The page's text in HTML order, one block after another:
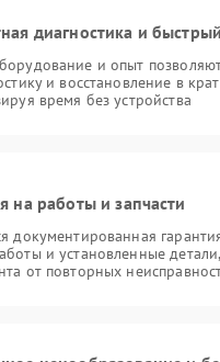
диагностика и
и опыт
и восстановление в
время без устройства
на работы и запчасти
документированная
и установленные
от повторных